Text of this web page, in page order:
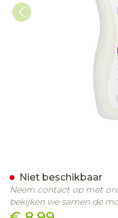
Niet beschikbaar
Neem contact op met
bekijken we samen de